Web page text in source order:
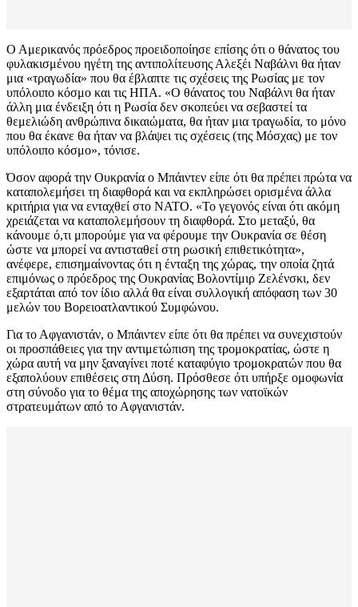
Ο Αμερικανός πρόεδρος προειδοποίησε επίσης ότι ο θάνατος του
φυλακισμένου ηγέτη της αντιπολίτευσης Αλεξέι Ναβάλνι θα ήταν
μια «τραγωδία» που θα έβλαπτε τις σχέσεις της Ρωσίας με τον
υπόλοιπο κόσμο και τις ΗΠΑ. «Ο θάνατος του Ναβάλνι θα ήταν
άλλη μια ένδειξη ότι η Ρωσία δεν σκοπεύει να σεβαστεί τα
θεμελιώδη ανθρώπινα δικαιώματα, θα ήταν μια τραγωδία, το μόνο
που θα έκανε θα ήταν να βλάψει τις σχέσεις (της Μόσχας) με τον
υπόλοιπο κόσμο», τόνισε.
Όσον αφορά την Ουκρανία ο Μπάιντεν είπε ότι θα πρέπει πρώτα να
καταπολεμήσει τη διαφθορά και να εκπληρώσει ορισμένα άλλα
κριτήρια για να ενταχθεί στο ΝΑΤΟ. «Το γεγονός είναι ότι ακόμη
χρειάζεται να καταπολεμήσουν τη διαφθορά. Στο μεταξύ, θα
κάνουμε ό,τι μπορούμε για να φέρουμε την Ουκρανία σε θέση
ώστε να μπορεί να αντισταθεί στη ρωσική επιθετικότητα»,
ανέφερε, επισημαίνοντας ότι η ένταξη της χώρας, την οποία ζητά
επιμόνως ο πρόεδρος της Ουκρανίας Βολοντίμιρ Ζελένσκι, δεν
εξαρτάται από τον ίδιο αλλά θα είναι συλλογική απόφαση των 30
μελών του Βορειοατλαντικού Συμφώνου.
Για το Αφγανιστάν, ο Μπάιντεν είπε ότι θα πρέπει να συνεχιστούν
οι προσπάθειες για την αντιμετώπιση της τρομοκρατίας, ώστε η
χώρα αυτή να μην ξαναγίνει ποτέ καταφύγιο τρομοκρατών που θα
εξαπολύουν επιθέσεις στη Δύση. Πρόσθεσε ότι υπήρξε ομοφωνία
στη σύνοδο για το θέμα της αποχώρησης των νατοϊκών
στρατευμάτων από το Αφγανιστάν.